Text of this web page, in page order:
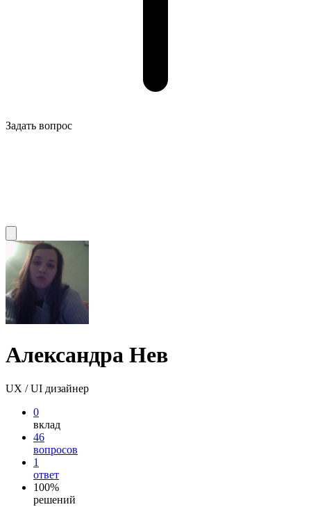
Задать вопрос
Александра Нев
UX / UI дизайнер
0
вклад
46
вопросов
1
ответ
100%
решений